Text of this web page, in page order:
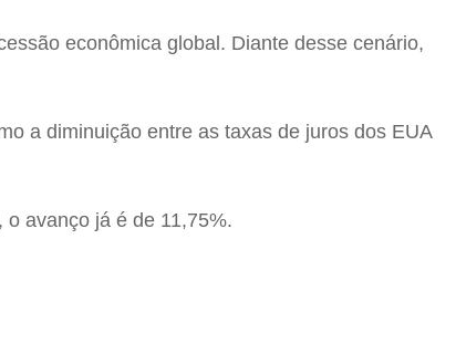
econômica global. Diante desse cenário,
a diminuição entre as taxas de juros dos EUA
avanço já é de 11,75%.